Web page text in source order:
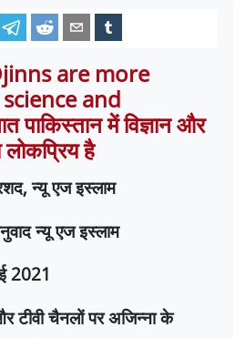
are more
and
पाकिस्तान में विज्ञान और
लोकप्रिय है
,न्यू एज इस्लाम
न्यू एज इस्लाम
2021
टीवी चैनलों पर अजिन्ना के